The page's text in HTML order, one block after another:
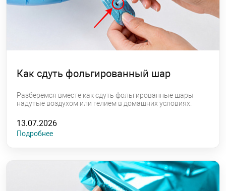
Как сдуть фольгированный шар
Разберемся вместе как сдуть фольгированные шары
надутые воздухом или гелием в домашних условиях.
13.07.2026
Подробнее